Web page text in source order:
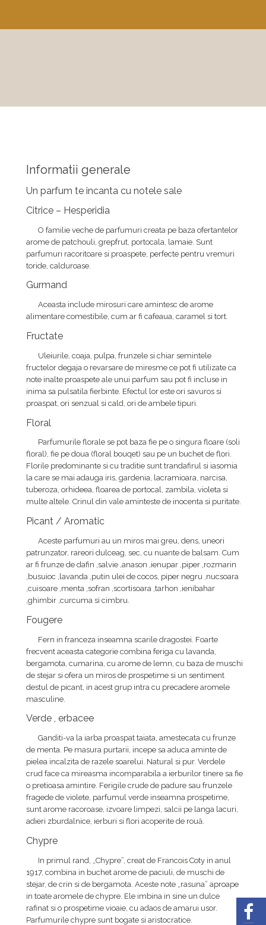
Informatii generale
Un parfum te incanta cu notele sale
Citrice – Hesperidia
O familie veche de parfumuri creata pe baza ofertantelor
arome de patchouli, grepfrut, portocala, lamaie. Sunt
parfumuri racoritoare si proaspete, perfecte pentru vremuri
toride, calduroase.
Gurmand
Aceasta include mirosuri care amintesc de arome
alimentare comestibile, cum ar fi cafeaua, caramel si tort.
Fructate
Uleiurile, coaja, pulpa, frunzele si chiar semintele
fructelor degaja o revarsare de miresme ce pot fi utilizate ca
note inalte proaspete ale unui parfum sau pot fi incluse in
inima sa pulsatila fierbinte. Efectul lor este ori savuros si
proaspat, ori senzual si cald, ori de ambele tipuri.
Floral
Parfumurile florale se pot baza fie pe o singura floare (soli
floral), fie pe doua (floral bouqet) sau pe un buchet de flori.
Florile predominante si cu traditie sunt trandafirul si iasomia
la care se mai adauga iris, gardenia, lacramioara, narcisa,
tuberoza, orhideea, floarea de portocal, zambila, violeta si
multe altele. Crinul din vale aminteste de inocenta si puritate.
Picant / Aromatic
Aceste parfumuri au un miros mai greu, dens, uneori
patrunzator, rareori dulceag, sec, cu nuante de balsam. Cum
ar fi frunze de dafin ,salvie ,anason ,ienupar ,piper ,rozmarin
,busuioc ,lavanda ,putin ulei de cocos, piper negru ,nucsoara
,cuisoare ,menta ,sofran ,scortisoara ,tarhon ,ienibahar
,ghimbir ,curcuma si cimbru.
Fougere
Fern in franceza inseamna scarile dragostei. Foarte
frecvent aceasta categorie combina feriga cu lavanda,
bergamota, cumarina, cu arome de lemn, cu baza de muschi
de stejar si ofera un miros de prospetime si un sentiment
destul de picant, in acest grup intra cu precadere aromele
masculine.
Verde , erbacee
Ganditi-va la iarba proaspat taiata, amestecata cu frunze
de menta. Pe masura purtarii, incepe sa aduca aminte de
pielea incalzita de razele soarelui. Natural si pur. Verdele
crud face ca mireasma incomparabila a ierburilor tinere sa fie
o pretioasa amintire. Ferigile crude de padure sau frunzele
fragede de violete, parfumul verde inseamna prospetime,
sunt arome racoroase, izvoare limpezi, salcii pe langa lacuri,
adieri zburdalnice, ierburi si flori acoperite de rouă.
Chypre
In primul rand, „Chypre”, creat de Francois Coty in anul
1917, combina in buchet arome de paciuli, de muschi de
stejar, de crin si de bergamota. Aceste note „rasuna” aproape
in toate aromele de chypre. Ele imbina in sine un dulce
rafinat si o prospetime vioaie, cu adaos de amarui usor.
Parfumurile chypre sunt bogate si aristocratice.